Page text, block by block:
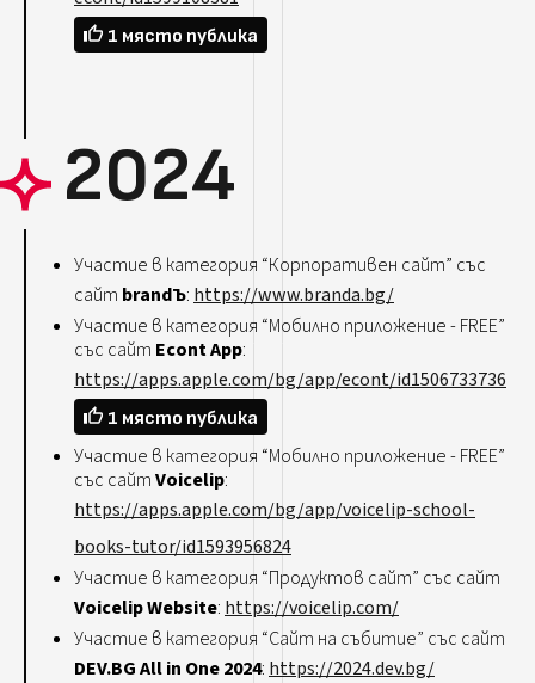
1 място публика
2024
Участие в категория “Корпоративен сайт” със
сайт brandЪ: https://www.branda.bg/
Участие в категория “Мобилно приложение - FREE”
със сайт Econt App:
https://apps.apple.com/bg/app/econt/id1506733736
1 място публика
Участие в категория “Мобилно приложение - FREE”
със сайтVoicelip:
https://apps.apple.com/bg/app/voicelip-school-
books-tutor/id1593956824
Участие в категория “Продуктов сайт” със сайт
Voicelip Website: https://voicelip.com/
Участие в категория “Сайт на събитие” със сайт
DEV.BG All in One 2024: https://2024.dev.bg/